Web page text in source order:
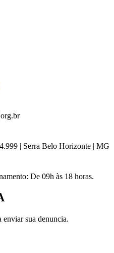
| Serra Belo Horizonte | MG
De 09h às 18 horas.
sua denuncia.